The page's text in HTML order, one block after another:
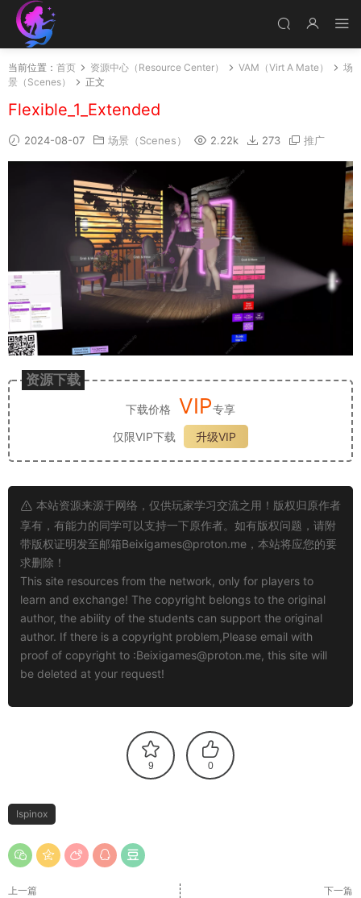
当前位置： 首页 资源中心（Resource Center） VAM（Virt A Mate）
场
景（Scenes）
正文
Flexible_1_Extended
2024-08-07 场景（Scenes） 2.22k 273 推广
资源下载
下载价格 VIP专享
仅限VIP下载
升级VIP
本站资源来源于网络，仅供玩家学习交流之用！版权归原作者
享有，有能力的同学可以支持一下原作者。如有版权问题，请附
带版权证明发至邮箱Beixigames@proton.me ，本站将应您的要
求删除！
This site resources from the network, only for players to
learn and exchange! The copyright belongs to the original
author, the ability of the students can support the original
author. If there is a copyright problem,Please email with
proof of copyright to :Beixigames@proton.me, this site will
be deleted at your request!
9 0
Ispinox
上一篇 下一篇